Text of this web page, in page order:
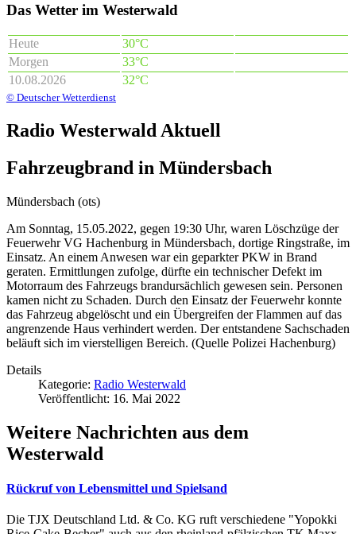
Das Wetter im Westerwald
Heute
30°C
Morgen
33°C
10.08.2026
32°C
© Deutscher Wetterdienst
Radio Westerwald Aktuell
Fahrzeugbrand in Mündersbach
Mündersbach (ots)
Am Sonntag, 15.05.2022, gegen 19:30 Uhr, waren Löschzüge der
Feuerwehr VG Hachenburg in Mündersbach, dortige Ringstraße, im
Einsatz. An einem Anwesen war ein geparkter PKW in Brand
geraten. Ermittlungen zufolge, dürfte ein technischer Defekt im
Motorraum des Fahrzeugs brandursächlich gewesen sein. Personen
kamen nicht zu Schaden. Durch den Einsatz der Feuerwehr konnte
das Fahrzeug abgelöscht und ein Übergreifen der Flammen auf das
angrenzende Haus verhindert werden. Der entstandene Sachschaden
beläuft sich im vierstelligen Bereich. (Quelle Polizei Hachenburg)
Details
Kategorie: Radio Westerwald
Veröffentlicht: 16. Mai 2022
Weitere Nachrichten aus dem
Westerwald
Rückruf von Lebensmittel und Spielsand
Die TJX Deutschland Ltd. & Co. KG ruft verschiedene "Yopokki